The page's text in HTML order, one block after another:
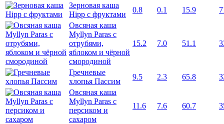
Зерновая каша
Hipp с фруктами
0.8 0.1 15.9
Овсяная каша
Myllyn Paras с
отрубями,
яблоком и чёрной
смородиной
15.2 7.0 51.1
Гречневые
хлопья Пассим
9.5 2.3 65.8
Овсяная каша
Myllyn Paras с
персиком и
сахаром
11.6 7.6 60.7